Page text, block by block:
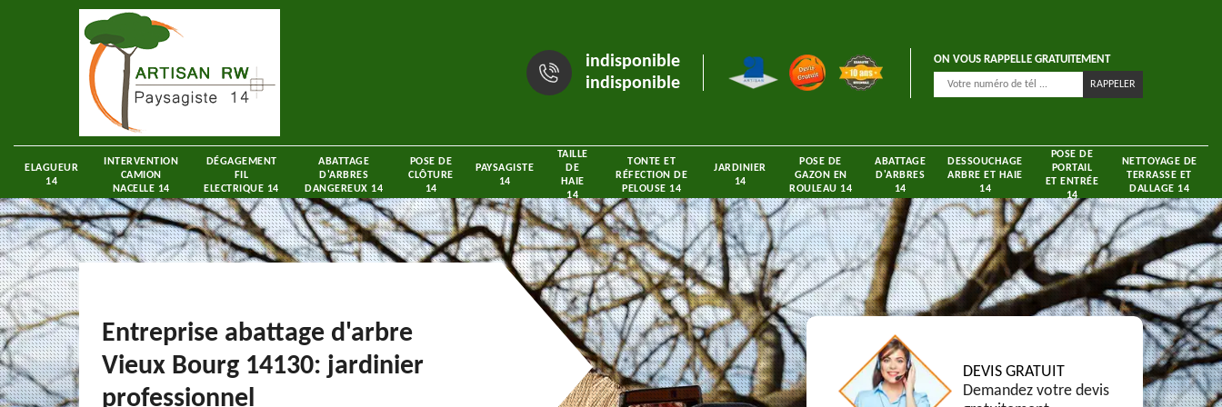
indisponible
indisponible
ON VOUS RAPPELLE GRATUITEMENT
ELAGUEUR
14
INTERVENTION
CAMION
NACELLE 14
DÉGAGEMENT
FIL
ELECTRIQUE 14
ABATTAGE
D'ARBRES
DANGEREUX 14
POSE DE
CLÔTURE
14
PAYSAGISTE
14
TAILLE
DE
HAIE
14
TONTE ET
RÉFECTION DE
PELOUSE 14
JARDINIER
14
POSE DE
GAZON EN
ROULEAU 14
ABATTAGE
D'ARBRES
14
DESSOUCHAGE
ARBRE ET HAIE
14
POSE DE
PORTAIL
ET ENTRÉE
14
NETTOYAGE DE
TERRASSE ET
DALLAGE 14
Entreprise abattage d'arbre
Vieux Bourg 14130: jardinier
professionnel
DEVIS GRATUIT
Demandez votre devis